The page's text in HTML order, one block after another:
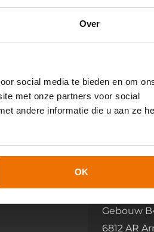
Over
social media te bieden en om
met onze partners voor social
andere informatie die u aan ze
OK
Gebouw
6812 AR